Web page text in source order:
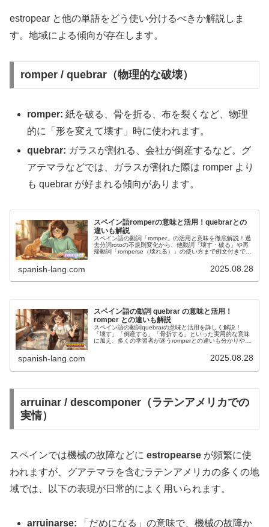
estropear と他の単語をどう使い分けるべきか解説しま
す。地域による傾向が存在します。
romper / quebrar（物理的な破壊）
romper: 紙を破る、骨を折る、布を裂くなど、物理
的に「形を変えて壊す」時に使われます。
quebrar: ガラスが割れる、会社が倒産するなど。グ
アテマラなどでは、ガラスが割れた際は romper より
も quebrar が好まれる傾向があります。
スペイン語romperの意味と活用！quebrarとの
違いも解説
スペイン語の動詞「romper」の活用と意味を徹底解説！過
去分詞rotoの不規則変化から、他動詞「壊す・破る」や再
帰動詞「romperse（壊れる）」の使い方まで例文付きで紹
spanish-lang.com 2025.08.28
スペイン語の動詞 quebrar の意味と活用！
romper との違いも解説
スペイン語の動詞quebrarの意味と活用を詳しく解説！
「壊す」「倒産する」「骨折する」といった実用的な意味
に加え、多くの学習者が迷うromperとの違いも分かりやす
リカの日常会話で使える生きたスペイン語をお届けしま
spanish-lang.com 2025.08.28
arruinar / descomponer（ラテンアメリカでの
実情）
スペインでは機械の故障などに estropearse が頻繁に使
われますが、グアテマラを含むラテンアメリカの多くの地
域では、以下の表現が日常的によく用いられます。
arruinarse: 「だめになる」の意味で、機械の故障か